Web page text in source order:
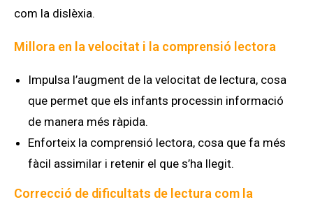
com la dislèxia.
Millora en la velocitat i la comprensió lectora
Impulsa l’augment de la velocitat de lectura, cosa
que permet que els infants processin informació
de manera més ràpida.
Enforteix la comprensió lectora, cosa que fa més
fàcil assimilar i retenir el que s’ha llegit.
Correcció de dificultats de lectura com la